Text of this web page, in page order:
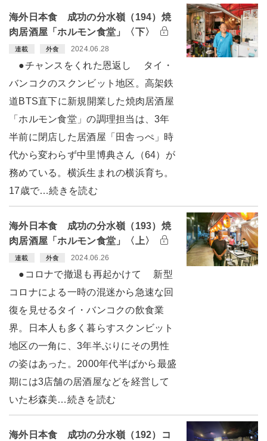
海外日本食 成功の分水嶺（194）焼
肉居酒屋「ホルモン食堂」〈下〉
連載 外食 2024.06.28
●チャンスをくれた恩返し タイ・
バンコクのスクンビット地区。高架鉄
道BTS直下に新規開業した焼肉居酒屋
「ホルモン食堂」の調理担当は、3年
半前に閉店した居酒屋「田舎っぺ」時
代から変わらず中里博典さん（64）が
務めている。横浜生まれの横浜育ち。
17歳で…続きを読む
海外日本食 成功の分水嶺（193）焼
肉居酒屋「ホルモン食堂」〈上〉
連載 外食 2024.06.26
●コロナで撤退も再起かけて 新型
コロナによる一時の混迷から急速な回
復を見せるタイ・バンコクの飲食業
界。日本人も多く暮らすスクンビット
地区の一角に、3年半ぶりにその男性
の姿はあった。2000年代半ばから最盛
期には3店舗の居酒屋などを経営して
いた杉森美…続きを読む
海外日本食 成功の分水嶺（192）コ